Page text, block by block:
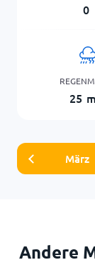
0
25
März
Andere